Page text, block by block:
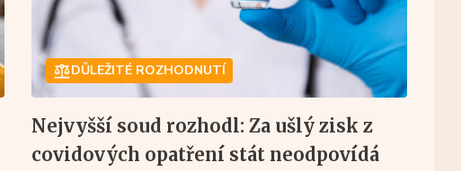
DŮLEŽITÉ ROZHODNUTÍ
Nejvyšší soud rozhodl: Za ušlý zisk z
covidových opatření stát neodpovídá